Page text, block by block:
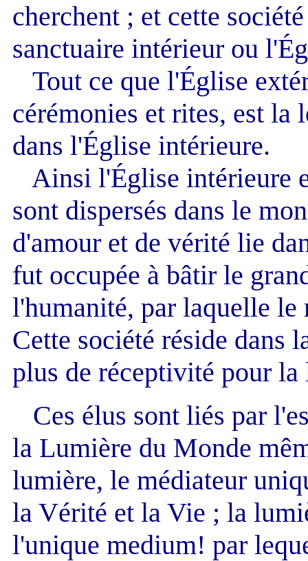
cherchent ; et cette
sanctuaire intérieur ou
Tout ce que l'Église
cérémonies et rites, est
dans l'Église intérieure.
Ainsi l'Église intérieure
sont dispersés dans le
d'amour et de vérité lie
fut occupée à bâtir le
l'humanité, par laquelle le
Cette société réside dans
plus de réceptivité pour la
Ces élus sont liés par
la Lumière du Monde
lumière, le médiateur
la Vérité et la Vie ; la
l'unique medium! par